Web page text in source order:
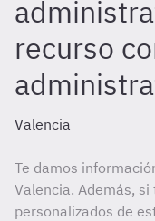
recurso
Valencia
Te damos
Valencia. Además,
personalizados de